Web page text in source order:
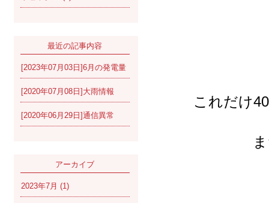
これだけ
最近の記事内容
[2023年07月03日]6月の発電量
[2020年07月08日]大雨情報
[2020年06月29日]通信異常
アーカイブ
2023年7月 (1)